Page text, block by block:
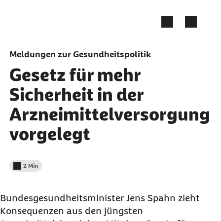
Meldungen zur Gesundheitspolitik
Gesetz für mehr
Sicherheit in der
Arzneimittelversorgung
vorgelegt
Lesedauer weniger als
2 Min
Bundesgesundheitsminister Jens Spahn zieht
Konsequenzen aus den jüngsten